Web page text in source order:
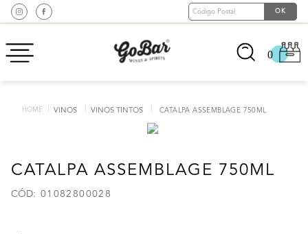
0
VINOS VINOS TINTOS CATALPA ASSEMBLAGE 750ML
CATALPA ASSEMBLAGE 750ML
: 01082800028